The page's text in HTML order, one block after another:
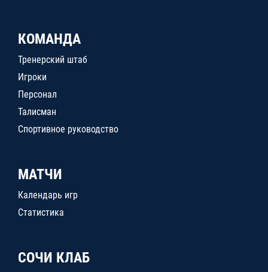
КОМАНДА
Тренерский штаб
Игроки
Персонал
Талисман
Спортивное руководство
МАТЧИ
Календарь игр
Статистика
СОЧИ КЛАБ